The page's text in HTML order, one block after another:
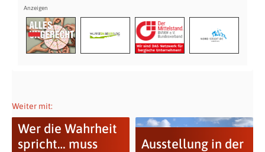
Weiter mit:
Wer die Wahrheit
spricht… muss
Ausstellung in der